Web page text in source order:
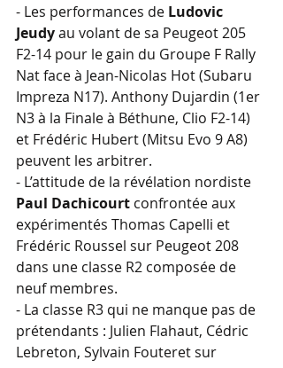
- Les performances de Ludovic
Jeudy au volant de sa Peugeot 205
F2-14 pour le gain du Groupe F Rally
Nat face à Jean-Nicolas Hot (Subaru
Impreza N17). Anthony Dujardin (1er
N3 à la Finale à Béthune, Clio F2-14)
et Frédéric Hubert (Mitsu Evo 9 A8)
peuvent les arbitrer.
- L’attitude de la révélation nordiste
Paul Dachicourt confrontée aux
expérimentés Thomas Capelli et
Frédéric Roussel sur Peugeot 208
dans une classe R2 composée de
neuf membres.
- La classe R3 qui ne manque pas de
prétendants : Julien Flahaut, Cédric
Lebreton, Sylvain Fouteret sur